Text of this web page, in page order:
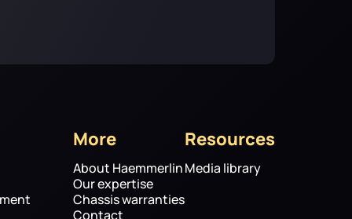
More
About Haemmerlin
Our expertise
Chassis warranties
Contact
Resources
Media library